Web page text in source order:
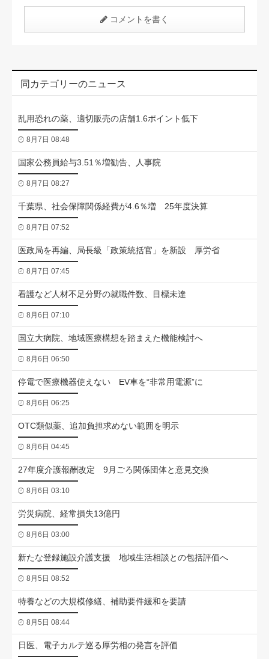
コメントを書く
同カテゴリーのニュース
乱用恐れの薬、適切販売の店舗1.6ポイント低下
8月7日 08:48
国家公務員給与3.51％増勧告、人事院
8月7日 08:27
千葉県、社会保障関係経費が4.6％増 25年度決算
8月7日 07:52
医政局を再編、局長級「政策統括官」を新設 厚労省
8月7日 07:45
看護など人材不足分野の就職件数、目標未達
8月6日 07:10
国立大病院、地域医療構想を踏まえた機能検討へ
8月6日 06:50
停電で医療機器使えない EV車を“非常用電源”に
8月6日 06:25
OTC類似薬、追加負担求めない範囲を明示
8月6日 04:45
27年度介護報酬改定 9月ごろ関係団体と意見交換
8月6日 03:10
労災病院、経常損失13億円
8月6日 03:00
新たな登録施設介護支援 地域生活相談との包括評価へ
8月5日 08:52
特養などの大規模修繕、補助要件緩和を要請
8月5日 08:44
日医、電子カルテ巡る厚労相の発言を評価